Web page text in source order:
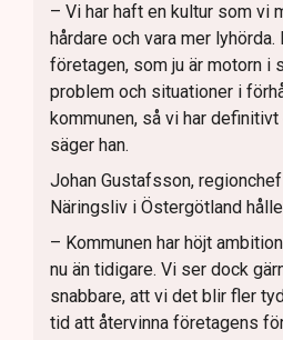
– Vi har haft en kultur som vi
hårdare och vara mer
företagen, som ju är motorn i
problem och situationer i
kommunen, så vi har
säger han.
Johan Gustafsson,
Näringsliv i Östergötland
– Kommunen har höjt
nu än tidigare. Vi ser dock
snabbare, att vi det blir fler
tid att återvinna företagens